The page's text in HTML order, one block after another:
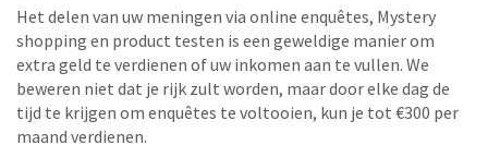
Het delen van uw meningen via online enquêtes, Mystery
shopping en product testen is een geweldige manier om
extra geld te verdienen of uw inkomen aan te vullen. We
beweren niet dat je rijk zult worden, maar door elke dag de
tijd te krijgen om enquêtes te voltooien, kun je tot €300 per
maand verdienen.